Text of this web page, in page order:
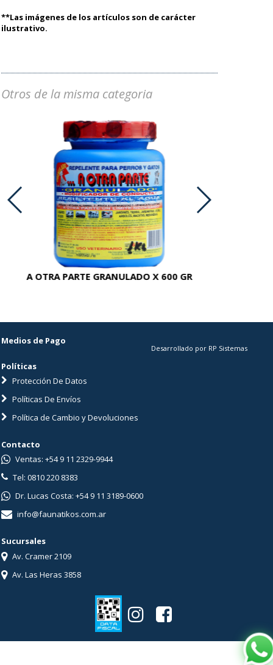
**Las imágenes de los artículos son de carácter
ilustrativo.
Otros de la misma categoria
A OTRA PARTE GRANULADO X 600 GR
Medios de Pago
Políticas
Protección De Datos
Políticas De Envíos
Política de Cambio y Devoluciones
Desarrollado por RP Sistemas
Contacto
Ventas: +54 9 11 2329-9944
Tel: 0810 220 8383
Dr. Lucas Costa: +54 9 11 3189-0600
info@faunatikos.com.ar
Sucursales
Av. Cramer 2109
Av. Las Heras 3858